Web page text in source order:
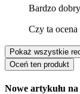
Bardzo
Czy ta ocena
Pokaż wszystkie
Oceń ten produkt
Nowe artykułu